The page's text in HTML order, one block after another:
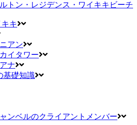
トン・レジデンス・ワイキキビーチ
キ
アン
イタワー
ナ
基礎知識
ンベルのクライアントメンバー